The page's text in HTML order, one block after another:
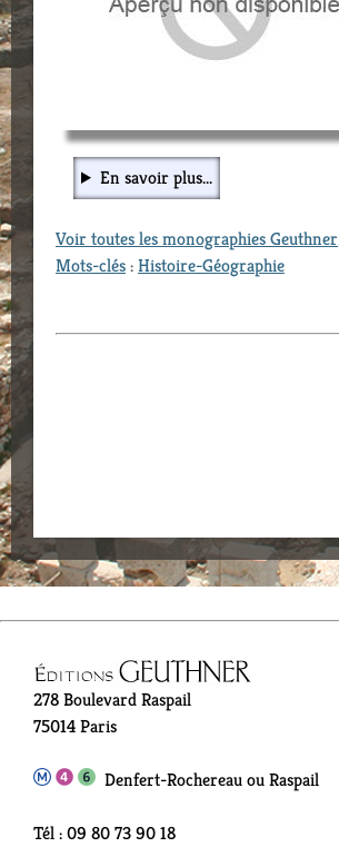
En savoir plus...
Voir toutes les monographies Geuthner
Mots-clés:Histoire-Géographie
278 Boulevard Raspail
75014 Paris
Denfert-Rochereau ou Raspail
Tél : 09 80 73 90 18